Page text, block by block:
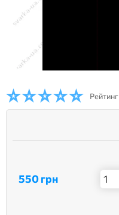
Рейтинг
550 грн